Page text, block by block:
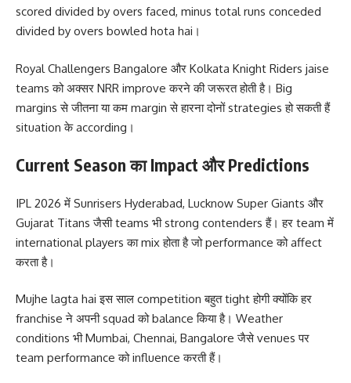
scored divided by overs faced, minus total runs conceded
divided by overs bowled hota hai।
Royal Challengers Bangalore और Kolkata Knight Riders jaise
teams को अक्सर NRR improve करने की जरूरत होती है। Big
margins से जीतना या कम margin से हारना दोनों strategies हो सकती हैं
situation के according।
Current Season का Impact और Predictions
IPL 2026 में Sunrisers Hyderabad, Lucknow Super Giants और
Gujarat Titans जैसी teams भी strong contenders हैं। हर team में
international players का mix होता है जो performance को affect
करता है।
Mujhe lagta hai इस साल competition बहुत tight होगी क्योंकि हर
franchise ने अपनी squad को balance किया है। Weather
conditions भी Mumbai, Chennai, Bangalore जैसे venues पर
team performance को influence करती हैं।